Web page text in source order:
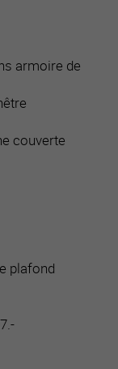
armoire de
couverte
plafond